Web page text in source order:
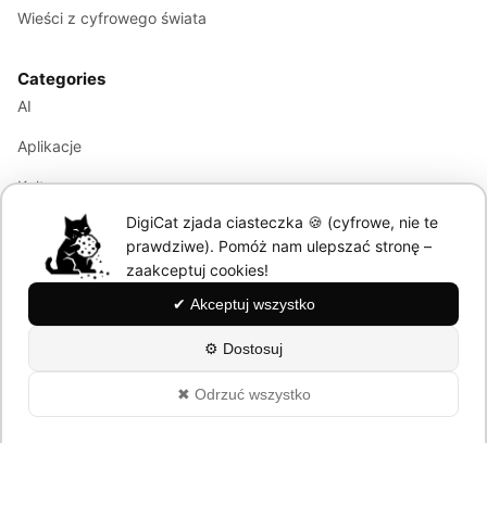
Wieści z cyfrowego świata
Categories
AI
Aplikacje
Kultura
Marketing
Modele językowe
About
Polityka Prywatności
DigiCat zjada ciasteczka 🍪 (cyfrowe, nie te
prawdziwe). Pomóż nam ulepszać stronę –
zaakceptuj cookies!
✔ Akceptuj wszystko
⚙ Dostosuj
✖ Odrzuć wszystko